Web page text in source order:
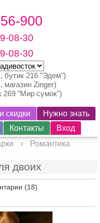
900
08-30
08-30
бутик 216 "Эдем")
Zinger)
269 "Мир сумок")
скидки
Нужно знать
Контакты
Вход
› Романтика
двоих
(18)